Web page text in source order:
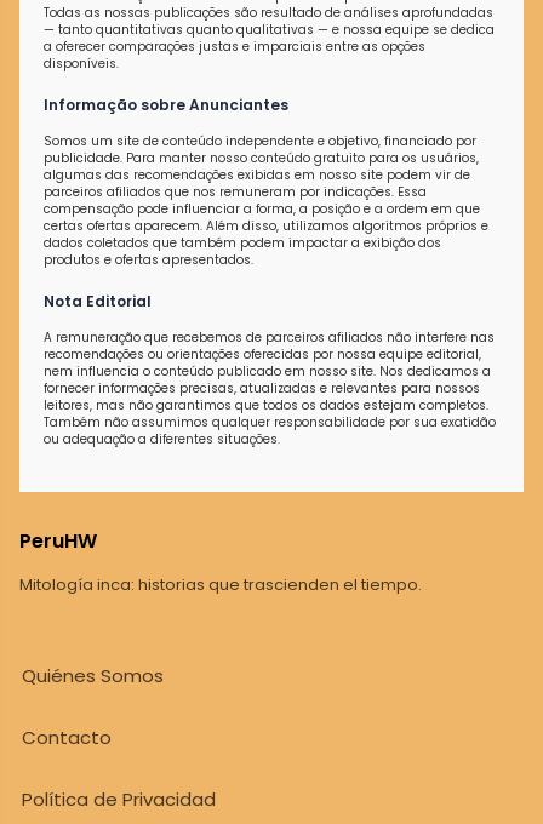
Todas as nossas publicações são resultado de análises aprofundadas
— tanto quantitativas quanto qualitativas — e nossa equipe se dedica
a oferecer comparações justas e imparciais entre as opções
disponíveis.
Informação sobre Anunciantes
Somos um site de conteúdo independente e objetivo, financiado por
publicidade. Para manter nosso conteúdo gratuito para os usuários,
algumas das recomendações exibidas em nosso site podem vir de
parceiros afiliados que nos remuneram por indicações. Essa
compensação pode influenciar a forma, a posição e a ordem em que
certas ofertas aparecem. Além disso, utilizamos algoritmos próprios e
dados coletados que também podem impactar a exibição dos
produtos e ofertas apresentados.
Nota Editorial
A remuneração que recebemos de parceiros afiliados não interfere nas
recomendações ou orientações oferecidas por nossa equipe editorial,
nem influencia o conteúdo publicado em nosso site. Nos dedicamos a
fornecer informações precisas, atualizadas e relevantes para nossos
leitores, mas não garantimos que todos os dados estejam completos.
Também não assumimos qualquer responsabilidade por sua exatidão
ou adequação a diferentes situações.
PeruHW
Mitología inca: historias que trascienden el tiempo.
Quiénes Somos
Contacto
Política de Privacidad